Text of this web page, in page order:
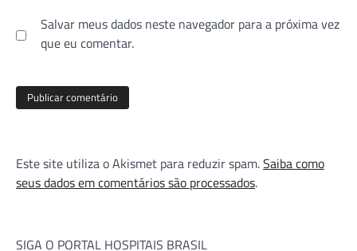
Salvar meus dados neste navegador para a próxima vez
que eu comentar.
Este site utiliza o Akismet para reduzir spam.Saiba como
seus dados em comentários são processados.
SIGA O PORTAL HOSPITAIS BRASIL